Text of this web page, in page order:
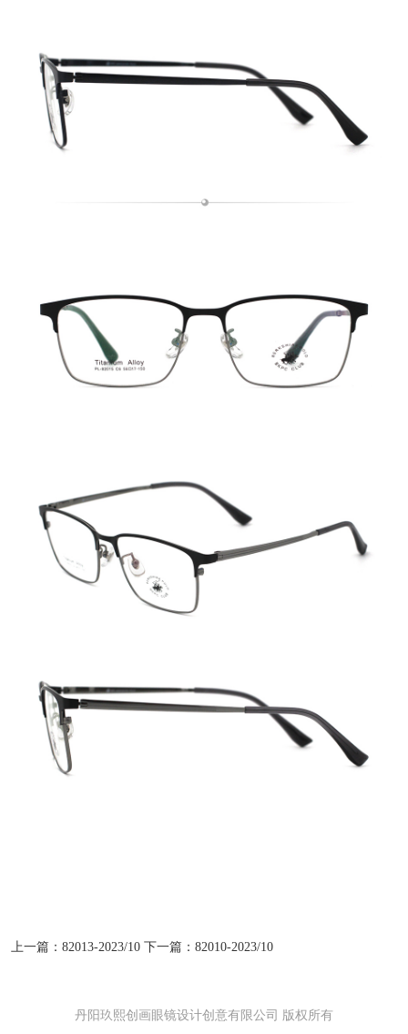
上一篇：82013-2023/10 下一篇：82010-2023/10
丹阳玖熙创画眼镜设计创意有限公司 版权所有